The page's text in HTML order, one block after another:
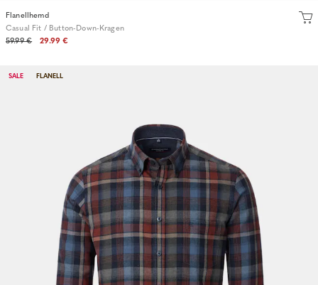
Flanellhemd
Casual Fit / Button-Down-Kragen
59.99 €
29.99 €
SALE FLANELL